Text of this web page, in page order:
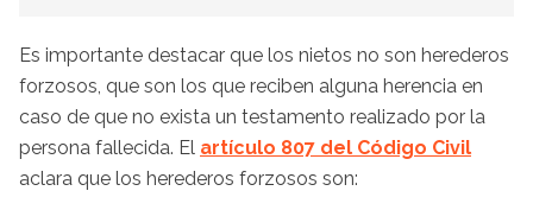
Es importante destacar que los nietos no son herederos
forzosos, que son los que reciben alguna herencia en
caso de que no exista un testamento realizado por la
persona fallecida. El artículo 807 del Código Civil
aclara que los herederos forzosos son: